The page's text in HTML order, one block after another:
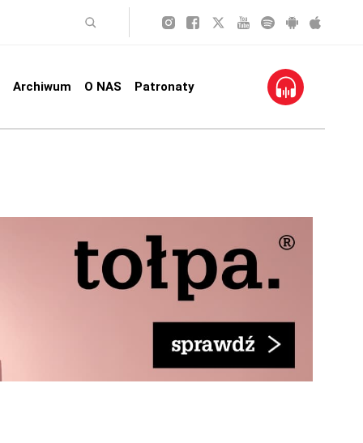
Archiwum O NAS Patronaty